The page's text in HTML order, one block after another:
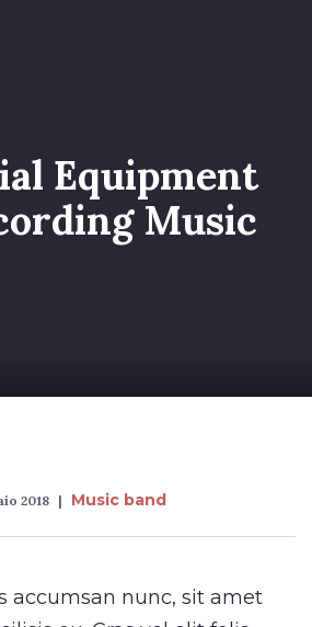
Galleria
Chi siamo
Equipment
Music
2018 Music band
accumsan nunc, sit amet